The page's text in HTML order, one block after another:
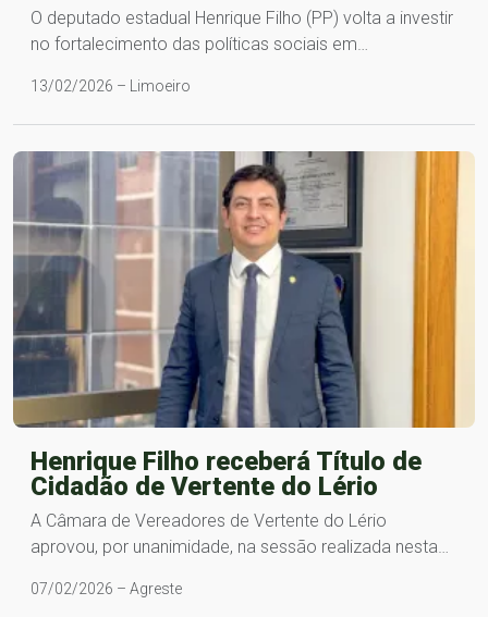
O deputado estadual Henrique Filho (PP) volta a investir
no fortalecimento das políticas sociais em…
13/02/2026 – Limoeiro
Henrique Filho receberá Título de
Cidadão de Vertente do Lério
A Câmara de Vereadores de Vertente do Lério
aprovou, por unanimidade, na sessão realizada nesta…
07/02/2026 – Agreste